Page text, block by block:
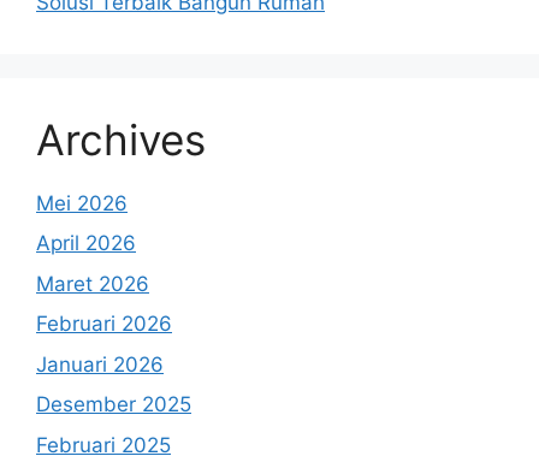
Archives
Mei 2026
April 2026
Maret 2026
Februari 2026
Januari 2026
Desember 2025
Februari 2025